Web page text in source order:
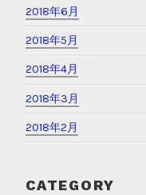
2018年6月
2018年5月
2018年4月
2018年3月
2018年2月
CATEGORY